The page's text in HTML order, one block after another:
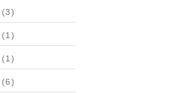
(3)
(1)
(1)
(6)